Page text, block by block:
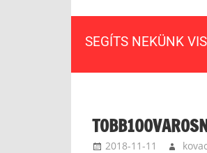
SEGÍTS NEKÜNK
2018-11-11